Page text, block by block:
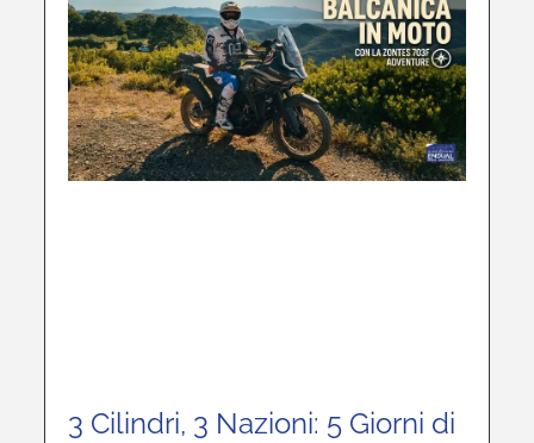
3 Cilindri, 3 Nazioni: 5 Giorni di